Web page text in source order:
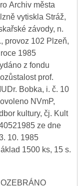
Archiv města
vytiskla Stráž,
závody, n.
provoz 102 Plzeň,
1985
z fondu
prof.
Bobka, i. č. 10
NVmP,
kultury, čj. Kult
ze dne
10. 1985
1500 ks, 15 s.